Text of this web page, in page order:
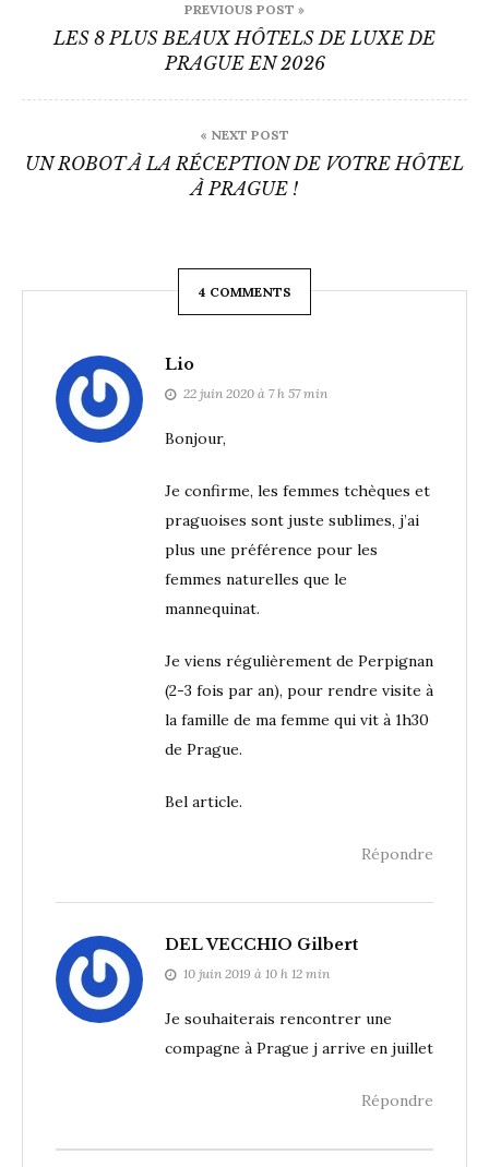
de
PREVIOUS POST »
LES 8 PLUS BEAUX HÔTELS DE LUXE DE
PRAGUE EN 2026
« NEXT POST
UN ROBOT À LA RÉCEPTION DE VOTRE HÔTEL
À PRAGUE !
4 COMMENTS
Lio
22 juin 2020 à 7 h 57 min
Bonjour,
Je confirme, les femmes tchèques et
praguoises sont juste sublimes, j’ai
plus une préférence pour les
femmes naturelles que le
mannequinat.
Je viens régulièrement de Perpignan
(2-3 fois par an), pour rendre visite à
la famille de ma femme qui vit à 1h30
de Prague.
Bel article.
Répondre
DEL VECCHIO Gilbert
10 juin 2019 à 10 h 12 min
Je souhaiterais rencontrer une
compagne à Prague j arrive en juillet
Répondre